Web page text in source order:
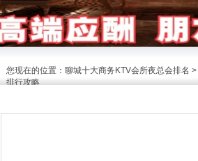
您现在的位置： 聊城十大商务KTV会所夜总会排名 >
排行攻略